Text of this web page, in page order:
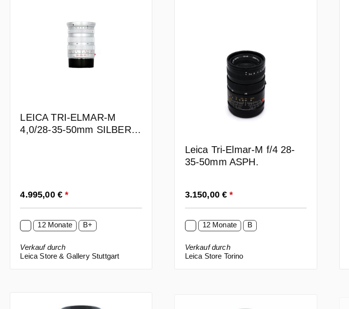
LEICA TRI-ELMAR-M
4,0/28-35-50mm SILBER
Regulärer Preis:
4.995,00 €*
12 Monate B+
Verkauf durch
Leica Store & Gallery Stuttgart
Leica Tri-Elmar-M f/4 28-
35-50mm ASPH.
Regulärer Preis:
3.150,00 €*
12 Monate B
Verkauf durch
Leica Store Torino